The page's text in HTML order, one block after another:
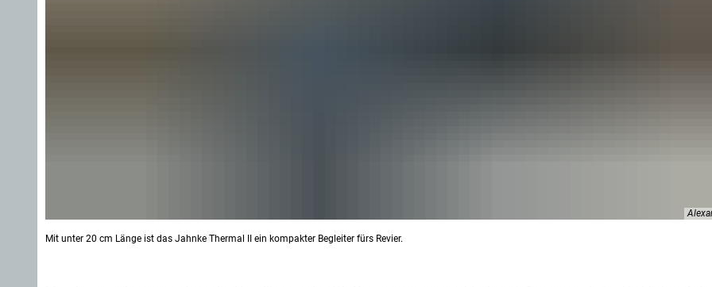
Mit unter 20 cm Länge ist das Jahnke Thermal II ein kompakter Begleiter fürs Revier.